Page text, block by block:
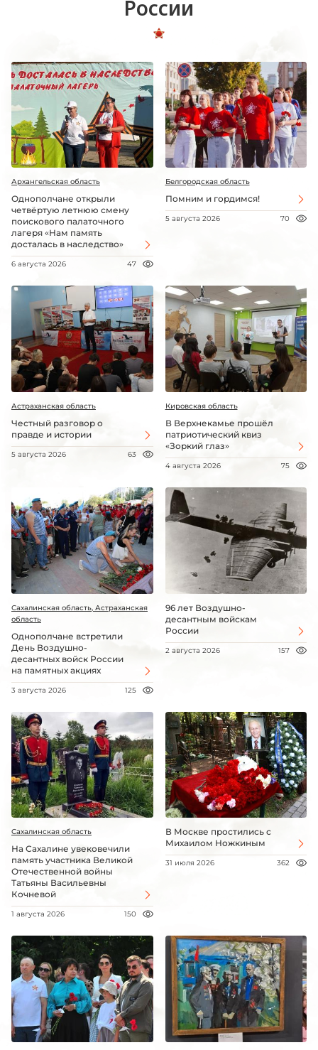
России
Архангельская область
Однополчане открыли
четвёртую летнюю смену
поискового палаточного
лагеря «Нам память
досталась в наследство»
6 августа 2026 47
Белгородская область
Помним и гордимся!
5 августа 2026 70
Астраханская область
Честный разговор о
правде и истории
5 августа 2026 63
Кировская область
В Верхнекамье прошёл
патриотический квиз
«Зоркий глаз»
4 августа 2026 75
Сахалинская область, Астраханская
область
Однополчане встретили
День Воздушно-
десантных войск России
на памятных акциях
3 августа 2026 125
96 лет Воздушно-
десантным войскам
России
2 августа 2026 157
Сахалинская область
На Сахалине увековечили
память участника Великой
Отечественной войны
Татьяны Васильевны
Кочневой
1 августа 2026 150
В Москве простились с
Михаилом Ножкиным
31 июля 2026 362